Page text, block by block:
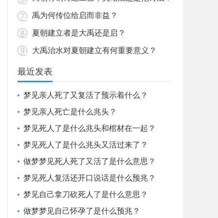
禹为何传位给启而非益？
夏朝建立者是大禹还是启？
大禹治水对夏朝建立有何重要意义？
最近发表
梦见亲人死了又复活了预示着什么？
梦见亲人死亡是什么兆头？
梦见死人了是什么兆头和棺材在一起？
梦见死人了是什么兆头又活过来了？
做梦梦见死人死了又活了是什么意思？
梦见死人复活还开口说话是什么预兆？
梦见自己拿刀砍死人了是什么意思？
做梦梦见自己怀孕了是什么预兆？